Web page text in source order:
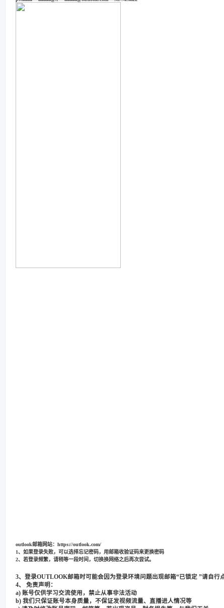
outlook邮箱网站：https://outlook.com/
1、如果登录失败，可以选择忘记密码，用邮箱收验证码来更换密码
2、若登录频繁，请稍等一段时间，切换换网络之后再次尝试。
3、登录OUTLOOK邮箱时可能会因为登录环境问题出现邮箱“已锁定 ”请自行
4、 免责声明：
a) 账号仅供学习交流使用，禁止从事非法活动
b) 我们只保证账号本身质量，不保证发视频流量、直播进人情况等